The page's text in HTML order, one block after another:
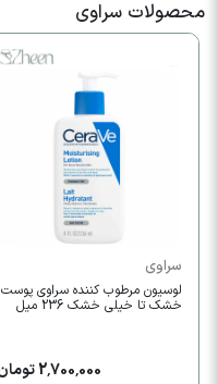
محصولات سراوی
سراوی
لوسیون مرطوب کننده سراوی پوست
خشک تا خیلی خشک 236 میل
2,700,000 تومان